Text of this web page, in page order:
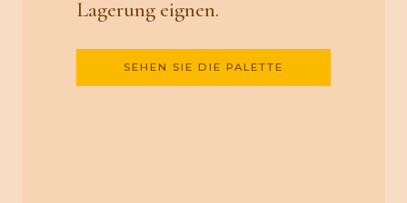
Lagerung eignen.
SEHEN SIE DIE PALETTE